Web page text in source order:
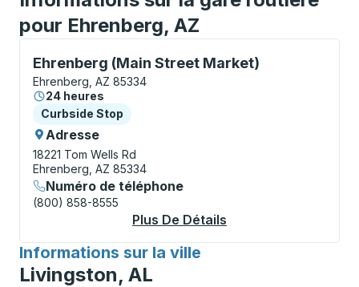
pour Ehrenberg, AZ
Ehrenberg (Main Street Market)
Curbside Stop, utilisez les touches fléchées ou la
Ehrenberg, AZ 85334
24 heures
Curbside Stop
Curbside Stop
Adresse
18221 Tom Wells Rd
Ehrenberg, AZ 85334
Numéro de téléphone
(800) 858-8555
Plus De Détails
Informations sur la ville
pour
Livingston, AL